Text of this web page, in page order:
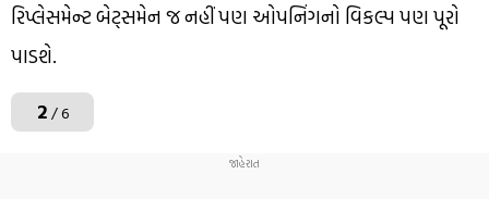
રિપ્લેસમેન્ટ બેટ્સમેન જ નહીં પણ ઓપનિંગનો વિકલ્પ પણ પૂરો
પાડશે.
2/ 6